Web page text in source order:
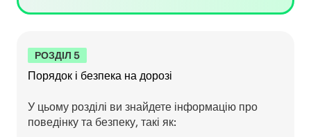
РОЗДІЛ 5
Порядок і безпека на дорозі
У цьому розділі ви знайдете інформацію про
поведінку та безпеку, такі як: